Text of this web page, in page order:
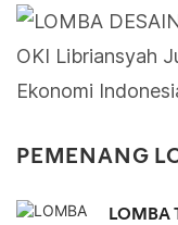
PEMENANG
LOMBA